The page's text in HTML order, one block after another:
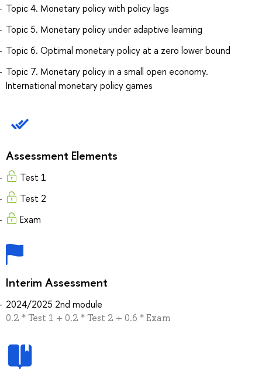
Topic 4. Monetary policy with policy lags
Topic 5. Monetary policy under adaptive learning
Topic 6. Optimal monetary policy at a zero lower bound
Topic 7. Monetary policy in a small open economy.
International monetary policy games
Assessment Elements
Test 1
Test 2
Exam
Interim Assessment
2024/2025 2nd module
0.2 * Test 1 + 0.2 * Test 2 + 0.6 * Exam